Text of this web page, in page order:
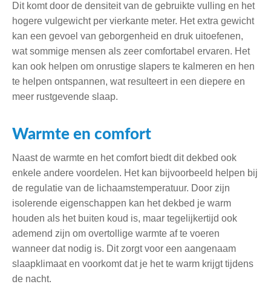
Dit komt door de densiteit van de gebruikte vulling en het
hogere vulgewicht per vierkante meter. Het extra gewicht
kan een gevoel van geborgenheid en druk uitoefenen,
wat sommige mensen als zeer comfortabel ervaren. Het
kan ook helpen om onrustige slapers te kalmeren en hen
te helpen ontspannen, wat resulteert in een diepere en
meer rustgevende slaap.
Warmte en comfort
Naast de warmte en het comfort biedt dit dekbed ook
enkele andere voordelen. Het kan bijvoorbeeld helpen bij
de regulatie van de lichaamstemperatuur. Door zijn
isolerende eigenschappen kan het dekbed je warm
houden als het buiten koud is, maar tegelijkertijd ook
ademend zijn om overtollige warmte af te voeren
wanneer dat nodig is. Dit zorgt voor een aangenaam
slaapklimaat en voorkomt dat je het te warm krijgt tijdens
de nacht.